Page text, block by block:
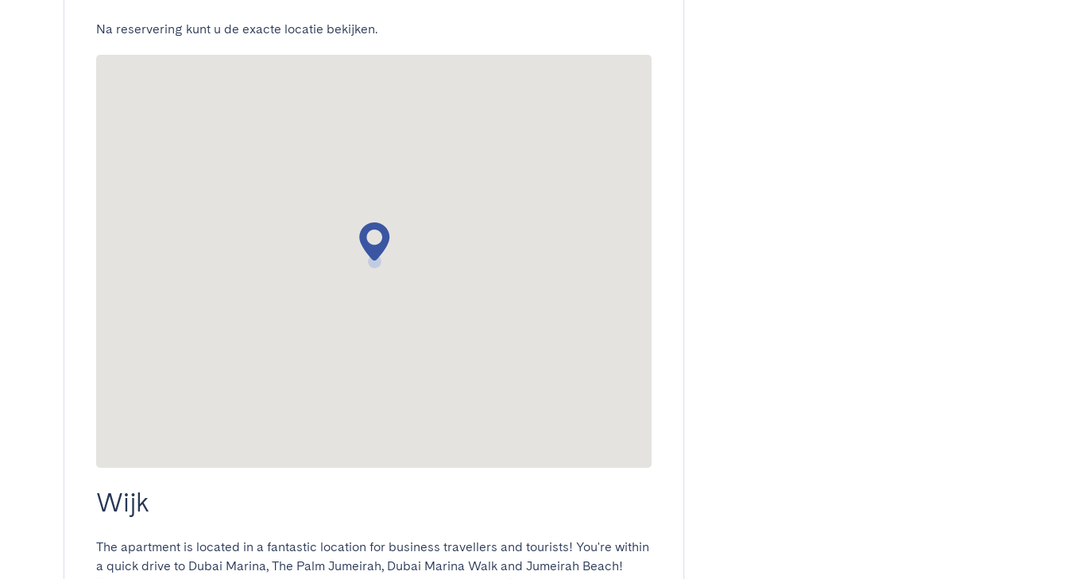
Na reservering kunt u de exacte locatie bekijken.
Wijk
The apartment is located in a fantastic location for business travellers and tourists! You're within
a quick drive to Dubai Marina, The Palm Jumeirah, Dubai Marina Walk and Jumeirah Beach!